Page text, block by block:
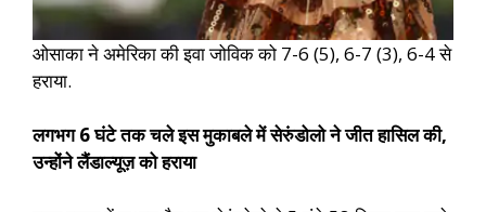
ओसाका ने अमेरिका की इवा जोविक को 7-6 (5), 6-7 (3), 6-4 से
हराया.
लगभग 6 घंटे तक चले इस मुकाबले में सेरुंडोलो ने जीत हासिल की,
उन्होंने लैंडाल्यूज़ को हराया